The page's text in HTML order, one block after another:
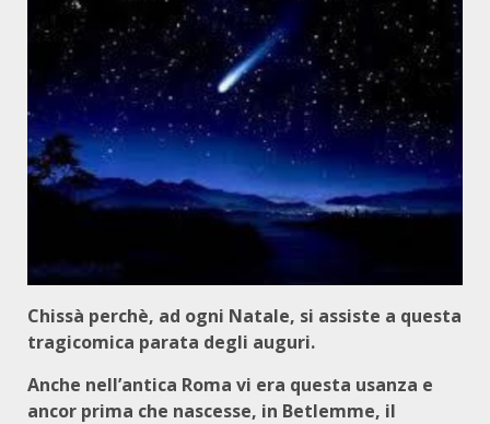
Chissà perchè, ad ogni Natale, si assiste a questa
tragicomica parata degli auguri.
Anche nell’antica Roma vi era questa usanza e
ancor prima che nascesse, in Betlemme, il